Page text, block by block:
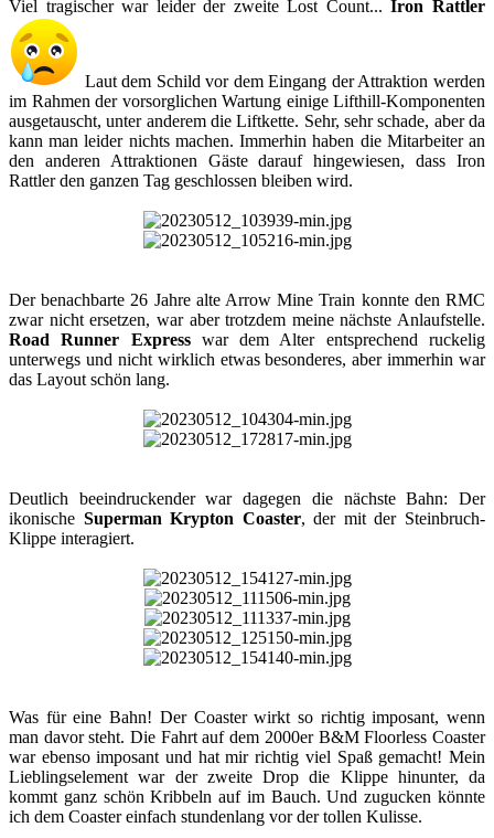
Viel tragischer war leider der zweite Lost Count...Iron Rattler
Laut dem Schild vor dem Eingang der Attraktion werden
im Rahmen der vorsorglichen Wartung einige Lifthill-Komponenten
ausgetauscht, unter anderem die Liftkette. Sehr, sehr schade, aber da
kann man leider nichts machen. Immerhin haben die Mitarbeiter an
den anderen Attraktionen Gäste darauf hingewiesen, dass Iron
Rattler den ganzen Tag geschlossen bleiben wird.​
Der benachbarte 26 Jahre alte Arrow Mine Train konnte den RMC
zwar nicht ersetzen, war aber trotzdem meine nächste Anlaufstelle.
Road Runner Express war dem Alter entsprechend ruckelig
unterwegs und nicht wirklich etwas besonderes, aber immerhin war
das Layout schön lang.​
Deutlich beeindruckender war dagegen die nächste Bahn: Der
ikonische Superman Krypton Coaster, der mit der Steinbruch-
Klippe interagiert.​
Was für eine Bahn! Der Coaster wirkt so richtig imposant, wenn
man davor steht. Die Fahrt auf dem 2000er B&M Floorless Coaster
war ebenso imposant und hat mir richtig viel Spaß gemacht! Mein
Lieblingselement war der zweite Drop die Klippe hinunter, da
kommt ganz schön Kribbeln auf im Bauch. Und zugucken könnte
ich dem Coaster einfach stundenlang vor der tollen Kulisse.